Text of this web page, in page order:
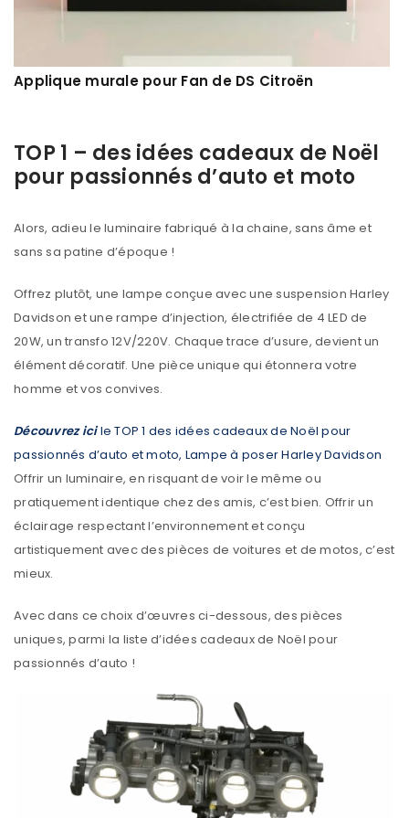
Applique murale pour Fan de DS Citroën
TOP 1 – des idées cadeaux de Noël
pour passionnés d’auto et moto
Alors, adieu le luminaire fabriqué à la chaine, sans âme et
sans sa patine d’époque !
Offrez plutôt, une lampe conçue avec une suspension Harley
Davidson et une rampe d’injection, électrifiée de 4 LED de
20W, un transfo 12V/220V. Chaque trace d’usure, devient un
élément décoratif. Une pièce unique qui étonnera votre
homme et vos convives.
Découvrez icile TOP 1 des idées cadeaux de Noël pour
passionnés d’auto et moto, Lampe à poser Harley Davidson
Offrir un luminaire, en risquant de voir le même ou
pratiquement identique chez des amis, c’est bien. Offrir un
éclairage respectant l’environnement et conçu
artistiquement avec des pièces de voitures et de motos, c’est
mieux.
Avec dans ce choix d’œuvres ci-dessous, des pièces
uniques, parmi la liste d’idées cadeaux de Noël pour
passionnés d’auto !